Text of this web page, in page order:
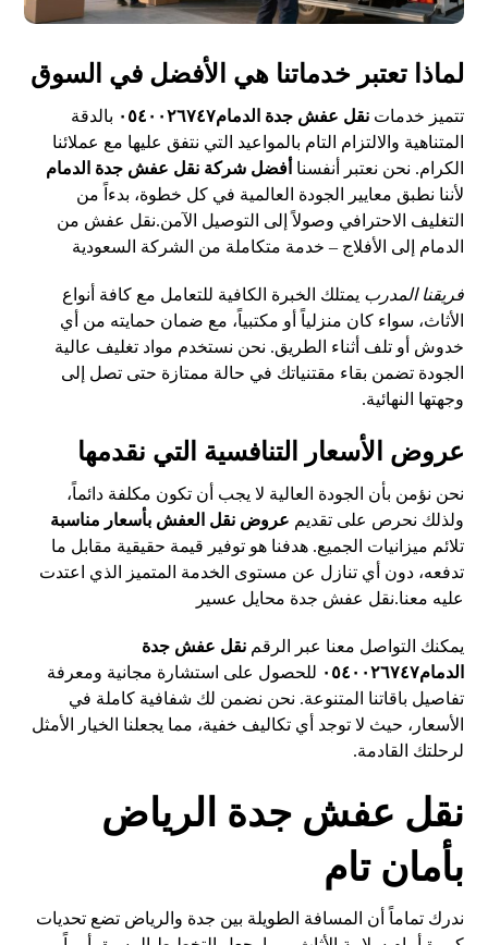
لماذا تعتبر خدماتنا هي الأفضل في السوق
تتميز خدماتنقل عفش جدة الدمام٠٥٤٠٠٢٦٧٤٧
بالدقة
المتناهية والالتزام التام بالمواعيد التي نتفق عليها مع عملائنا
الكرام. نحن نعتبر أنفسنا أفضل شركة نقل عفش جدة الدمام
لأننا نطبق معايير الجودة العالمية في كل خطوة، بدءاً من
التغليف الاحترافي وصولاً إلى التوصيل الآمن.نقل عفش من
الدمام إلى الأفلاج – خدمة متكاملة من الشركة السعودية
فريقنا المدرب يمتلك الخبرة الكافية للتعامل مع كافة أنواع
الأثاث، سواء كان منزلياً أو مكتبياً، مع ضمان حمايته من أي
خدوش أو تلف أثناء الطريق. نحن نستخدم مواد تغليف عالية
الجودة تضمن بقاء مقتنياتك في حالة ممتازة حتى تصل إلى
وجهتها النهائية.
عروض الأسعار التنافسية التي نقدمها
نحن نؤمن بأن الجودة العالية لا يجب أن تكون مكلفة دائماً،
ولذلك نحرص على تقديم عروض نقل العفش بأسعار مناسبة
تلائم ميزانيات الجميع. هدفنا هو توفير قيمة حقيقية مقابل ما
تدفعه، دون أي تنازل عن مستوى الخدمة المتميز الذي اعتدت
عليه معنا.نقل عفش جدة محايل عسير
يمكنك التواصل معنا عبر الرقمنقل عفش جدة
الدمام٠٥٤٠٠٢٦٧٤٧
للحصول على استشارة مجانية ومعرفة
تفاصيل باقاتنا المتنوعة. نحن نضمن لك شفافية كاملة في
الأسعار، حيث لا توجد أي تكاليف خفية، مما يجعلنا الخيار الأمثل
لرحلتك القادمة.
نقل عفش جدة الرياض
بأمان تام
ندرك تماماً أن المسافة الطويلة بين جدة والرياض تضع تحديات